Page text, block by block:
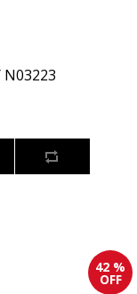
N03223
42 %
OFF